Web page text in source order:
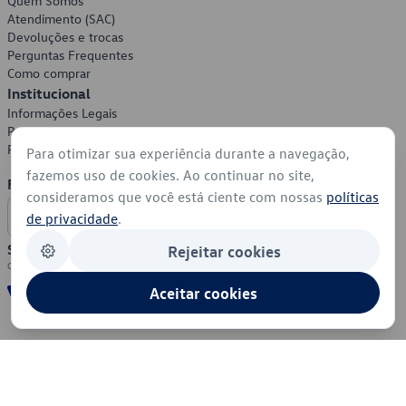
Atendimento (SAC)
Devoluções e trocas
Perguntas Frequentes
Como comprar
Institucional
Informações Legais
Política de Privacidade
Política de Cookies
Formas de Pagamento
Segurança
Para otimizar sua experiência durante a navegação,
fazemos uso de cookies. Ao continuar no site,
consideramos que você está ciente com nossas políticas
de privacidade.
Rejeitar cookies
Aceitar cookies